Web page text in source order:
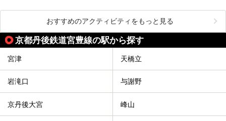
おすすめのアクティビティをもっと見る
京都丹後鉄道宮豊線の駅から探す
宮津 天橋立
岩滝口 与謝野
京丹後大宮 峰山